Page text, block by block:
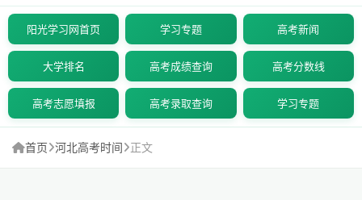
阳光学习网首页 学习专题 高考新闻
大学排名 高考成绩查询 高考分数线
高考志愿填报 高考录取查询 学习专题
首页 河北高考时间 正文